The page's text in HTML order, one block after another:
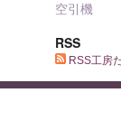
空引機
RSS
RSS工房